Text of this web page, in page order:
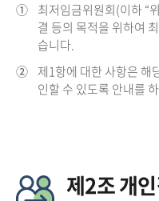
① 최저임금위원회(이하 “
결 등의 목적을 위하여
습니다.
② 제1항에 대한 사항은 해
인할 수 있도록 안내를
제2조 개